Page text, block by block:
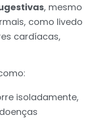
, mesmo
como livedo
cardíacas,
isoladamente,